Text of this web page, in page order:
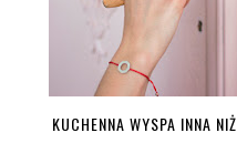
KUCHENNA WYSPA INNA